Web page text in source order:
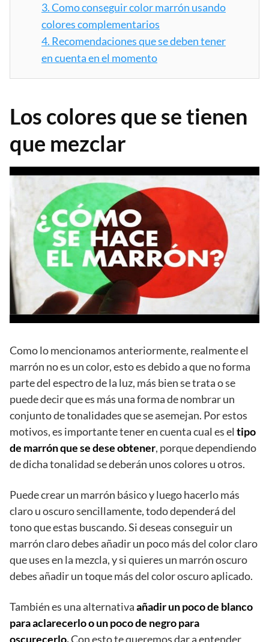
3.Como conseguir color marrón usando
colores complementarios
4. Recomendaciones que se deben tener
en cuenta en el momento
Los colores que se tienen
que mezclar
Como lo mencionamos anteriormente, realmente el
marrón no es un color, esto es debido a que no forma
parte del espectro de la luz, más bien se trata o se
puede decir que es más una forma de nombrar un
conjunto de tonalidades que se asemejan. Por estos
motivos, es importante tener en cuenta cual es el tipo
de marrón que se dese obtener, porque dependiendo
de dicha tonalidad se deberán unos colores u otros.
Puede crear un marrón básico y luego hacerlo más
claro u oscuro sencillamente, todo dependerá del
tono que estas buscando. Si deseas conseguir un
marrón claro debes añadir un poco más del color claro
que uses en la mezcla, y si quieres un marrón oscuro
debes añadir un toque más del color oscuro aplicado.
También es una alternativaañadir un poco de blanco
para aclarecerlo o un poco de negro para
oscurecerlo.Con esto te queremos dar a entender